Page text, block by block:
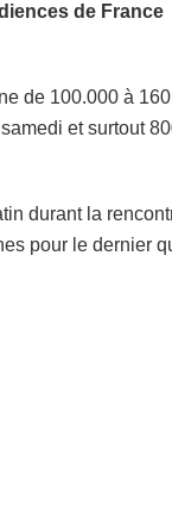
de France
de 100.000 à
et surtout
durant la
pour le dernier